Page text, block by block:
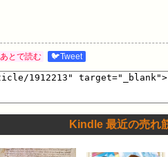
あとで読む 🐦Tweet
Kindle 最近の売れ